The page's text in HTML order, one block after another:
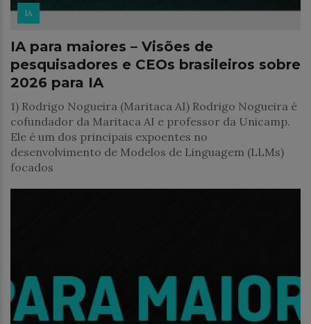
IA
IA para maiores – Visões de
pesquisadores e CEOs brasileiros sobre
2026 para IA
1) Rodrigo Nogueira (Maritaca AI) Rodrigo Nogueira é
cofundador da Maritaca AI e professor da Unicamp.
Ele é um dos principais expoentes no
desenvolvimento de Modelos de Linguagem (LLMs)
focados